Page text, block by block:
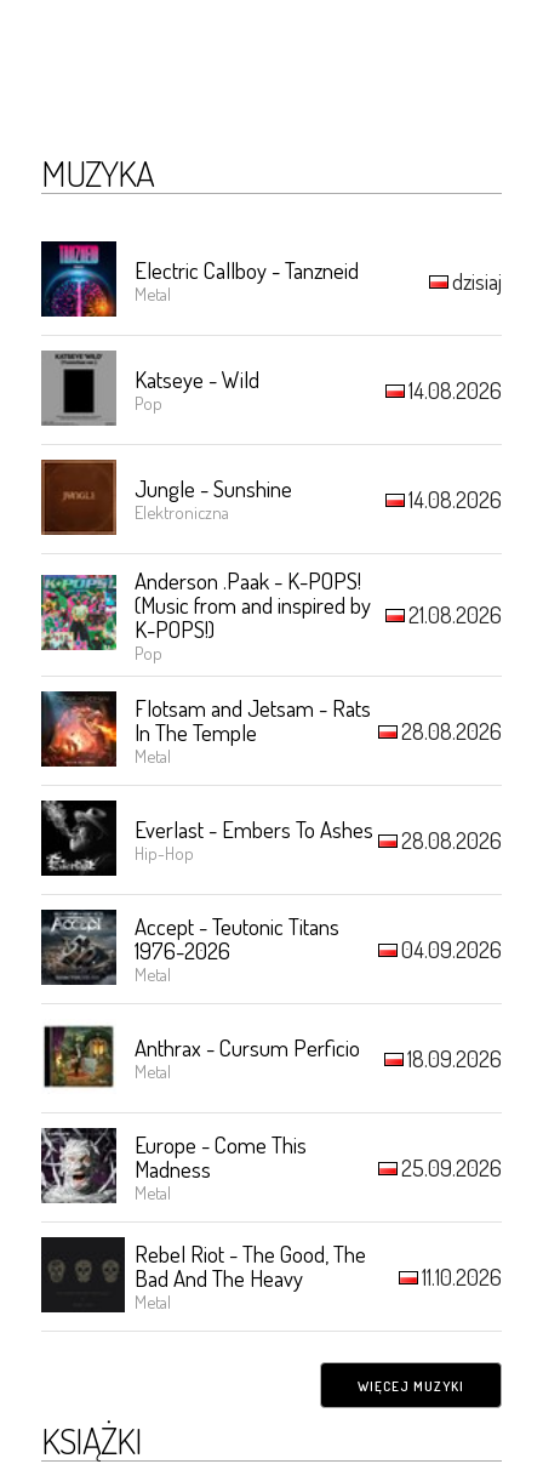
MUZYKA
Electric Callboy - Tanzneid
Metal dzisiaj
Katseye - Wild
Pop 14.08.2026
Jungle - Sunshine
Elektroniczna 14.08.2026
Anderson .Paak - K-POPS!
(Music from and inspired by
K-POPS!)
Pop
21.08.2026
Flotsam and Jetsam - Rats
In The Temple
Metal
28.08.2026
Everlast - Embers To Ashes
Hip-Hop 28.08.2026
Accept - Teutonic Titans
1976-2026
Metal
04.09.2026
Anthrax - Cursum Perficio
Metal 18.09.2026
Europe - Come This
Madness
Metal
25.09.2026
Rebel Riot - The Good, The
Bad And The Heavy
Metal
11.10.2026
WIĘCEJ MUZYKI
KSIĄŻKI